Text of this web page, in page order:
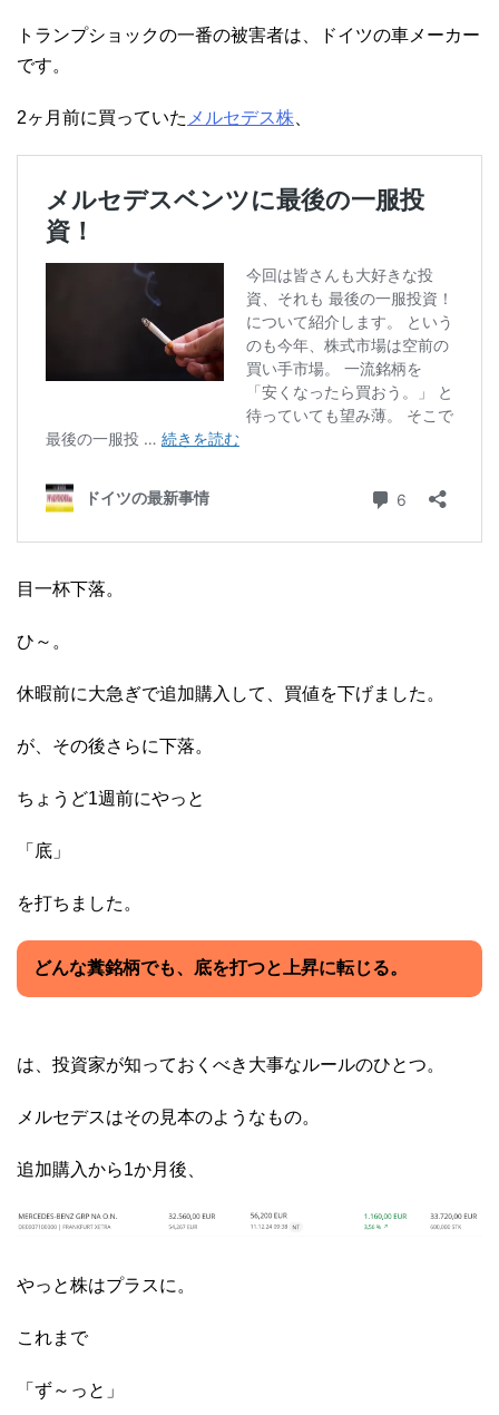
トランプショックの一番の被害者は、ドイツの車メーカー
です。
2ヶ月前に買っていた メルセデス株
目一杯下落。
ひ～。
休暇前に大急ぎで追加購入して、買値を下げました。
が、その後さらに下落。
ちょうど1週前にやっと
「底」
を打ちました。
どんな糞銘柄でも、底を打つと上昇に転じる。
は、投資家が知っておくべき大事なルールのひとつ。
メルセデスはその見本のようなもの。
追加購入から1か月後、
やっと株はプラスに。
これまで
「ず～っと」